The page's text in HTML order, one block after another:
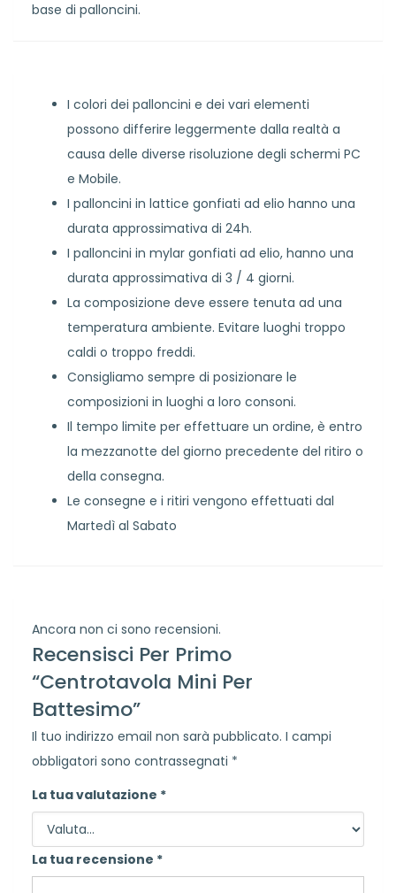
base di palloncini.
I colori dei palloncini e dei vari elementi
possono differire leggermente dalla realtà a
causa delle diverse risoluzione degli schermi PC
e Mobile.
I palloncini in lattice gonfiati ad elio hanno una
durata approssimativa di 24h.
I palloncini in mylar gonfiati ad elio, hanno una
durata approssimativa di 3 / 4 giorni.
La composizione deve essere tenuta ad una
temperatura ambiente. Evitare luoghi troppo
caldi o troppo freddi.
Consigliamo sempre di posizionare le
composizioni in luoghi a loro consoni.
Il tempo limite per effettuare un ordine, è entro
la mezzanotte del giorno precedente del ritiro o
della consegna.
Le consegne e i ritiri vengono effettuati dal
Martedì al Sabato
Ancora non ci sono recensioni.
Recensisci Per Primo
“Centrotavola Mini Per
Battesimo”
Il tuo indirizzo email non sarà pubblicato. I campi
obbligatori sono contrassegnati *
La tua valutazione *
La tua recensione *